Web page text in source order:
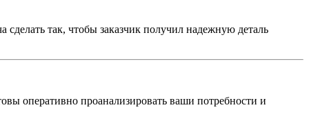
так, чтобы заказчик получил надежную деталь
оперативно проанализировать ваши потребности и